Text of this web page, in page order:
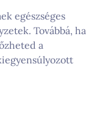
egészséges
Továbbá, ha
a